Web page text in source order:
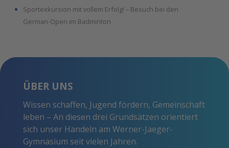
Sportexkursion mit vollem Erfolg! – Besuch bei den
German-Open im Badminton
ÜBER UNS
Wissen schaffen, Jugend fördern, Gemeinschaft
leben – An diesen drei Grundsätzen orientiert
sich unser Handeln am Werner-Jaeger-
Gymnasium seit vielen Jahren.